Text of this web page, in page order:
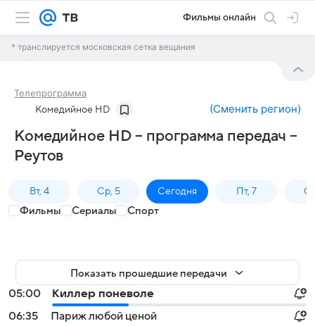
Фильмы онлайн
* транслируется московская сетка вещания
Телепрограмма
Комедийное HD (Сменить регион)
Комедийное HD – программа передач –
Реутов
Вт, 4 Ср, 5 Сегодня Пт, 7
Фильмы Сериалы Спорт
Показать прошедшие передачи
05:00
Киллер поневоле
06:35
Париж любой ценой